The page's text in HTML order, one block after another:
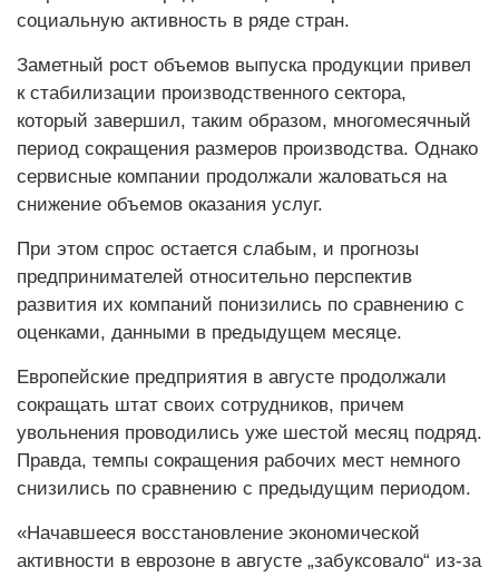
социальную активность в ряде стран.
Заметный рост объемов выпуска продукции привел
к стабилизации производственного сектора,
который завершил, таким образом, многомесячный
период сокращения размеров производства. Однако
сервисные компании продолжали жаловаться на
снижение объемов оказания услуг.
При этом спрос остается слабым, и прогнозы
предпринимателей относительно перспектив
развития их компаний понизились по сравнению с
оценками, данными в предыдущем месяце.
Европейские предприятия в августе продолжали
сокращать штат своих сотрудников, причем
увольнения проводились уже шестой месяц подряд.
Правда, темпы сокращения рабочих мест немного
снизились по сравнению с предыдущим периодом.
«Начавшееся восстановление экономической
активности в еврозоне в августе „забуксовало“ из-за